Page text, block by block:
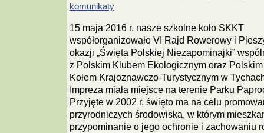
komunikaty
15 maja 2016 r. nasze szkolne koło SKKT
współorganizowało VI Rajd Rowerowy i
okazji „Święta Polskiej Niezapominajki”
z Polskim Klubem Ekologicznym oraz Polskim
Kołem Krajoznawczo-Turystycznym w
Impreza miała miejsce na terenie Parku
Przyjęte w 2002 r. święto ma na celu
przyrodniczych środowiska, w którym
przypominanie o jego ochronie i zachowaniu